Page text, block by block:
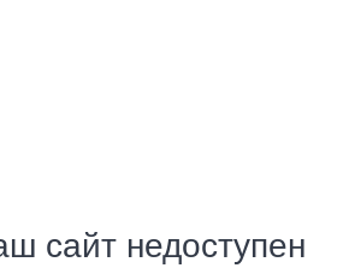
сайт недоступен